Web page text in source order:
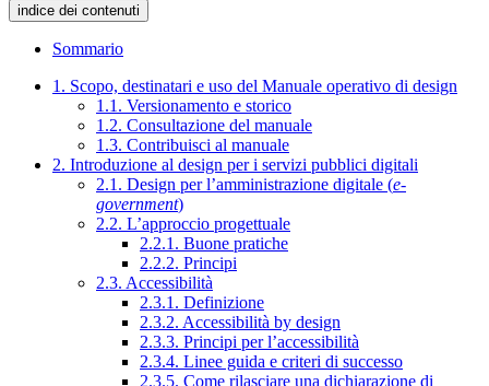
indice dei contenuti
Sommario
1. Scopo, destinatari e uso del Manuale operativo di design
1.1. Versionamento e storico
1.2. Consultazione del manuale
1.3. Contribuisci al manuale
2. Introduzione al design per i servizi pubblici digitali
2.1. Design per l’amministrazione digitale (e-
government)
2.2. L’approccio progettuale
2.2.1. Buone pratiche
2.2.2. Principi
2.3. Accessibilità
2.3.1. Definizione
2.3.2. Accessibilità by design
2.3.3. Principi per l’accessibilità
2.3.4. Linee guida e criteri di successo
2.3.5. Come rilasciare una dichiarazione di